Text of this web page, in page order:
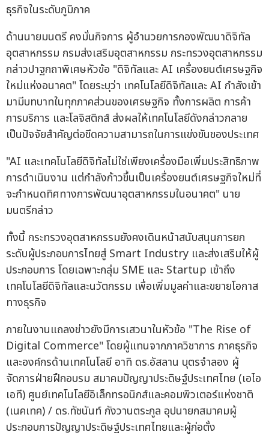
ธุรกิจในระดับภูมิภาค
ด้านนายมนตรี คงมั่นกิจการ ผู้อำนวยการกองพัฒนาดิจิทัล
อุตสาหกรรม กรมส่งเสริมอุตสาหกรรม กระทรวงอุตสาหกรรม
กล่าวปาฐกถาพิเศษหัวข้อ "ดิจิทัลและ AI เครื่องยนต์เศรษฐกิจ
ใหม่แห่งอนาคต" โดยระบุว่า เทคโนโลยีดิจิทัลและ AI กำลังเข้า
มามีบทบาทในทุกภาคส่วนของเศรษฐกิจ ทั้งการผลิต การค้า
การบริการ และโลจิสติกส์ ส่งผลให้เทคโนโลยีดังกล่าวกลาย
เป็นปัจจัยสำคัญต่อขีดความสามารถในการแข่งขันของประเทศ
"AI และเทคโนโลยีดิจิทัลไม่ใช่เพียงเครื่องมือเพิ่มประสิทธิภาพ
การดำเนินงาน แต่กำลังก้าวขึ้นเป็นเครื่องยนต์เศรษฐกิจใหม่ที่
จะกำหนดทิศทางการพัฒนาอุตสาหกรรมในอนาคต" นาย
มนตรีกล่าว
ทั้งนี้ กระทรวงอุตสาหกรรมยังคงเดินหน้าสนับสนุนการยก
ระดับผู้ประกอบการไทยสู่ Smart Industry และส่งเสริมให้ผู้
ประกอบการ โดยเฉพาะกลุ่ม SME และ Startup เข้าถึง
เทคโนโลยีดิจิทัลและนวัตกรรม เพื่อเพิ่มมูลค่าและขยายโอกาส
ทางธุรกิจ
ภายในงานแถลงข่าวยังมีการเสวนาในหัวข้อ "The Rise of
Digital Commerce" โดยผู้แทนจากภาควิชาการ ภาคธุรกิจ
และองค์กรด้านเทคโนโลยี อาทิ ดร.อัสลาน บุตรจำลอง ผู้
จัดการฝ่ายฝึกอบรม สมาคมปัญญาประดิษฐ์ประเทศไทย (เอไอ
เอที) ศูนย์เทคโนโลยีอิเล็กทรอนิกส์และคอมพิวเตอร์แห่งชาติ
(เนคเทค) / ดร.ทัชนันท์ กังวานตระกูล อุปนายกสมาคมผู้
ประกอบการปัญญาประดิษฐ์ประเทศไทยและผู้ก่อตั้ง